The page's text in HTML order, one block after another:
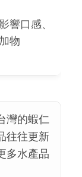
響口感、
物
灣的蝦仁
往往更新
多水產品